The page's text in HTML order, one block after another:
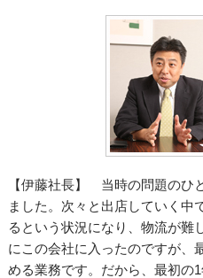
【伊藤社長】 当時の問題のひ
ました。次々と出店していく中
るという状況になり、物流が難
にこの会社に入ったのですが、
める業務です。だから、最初の